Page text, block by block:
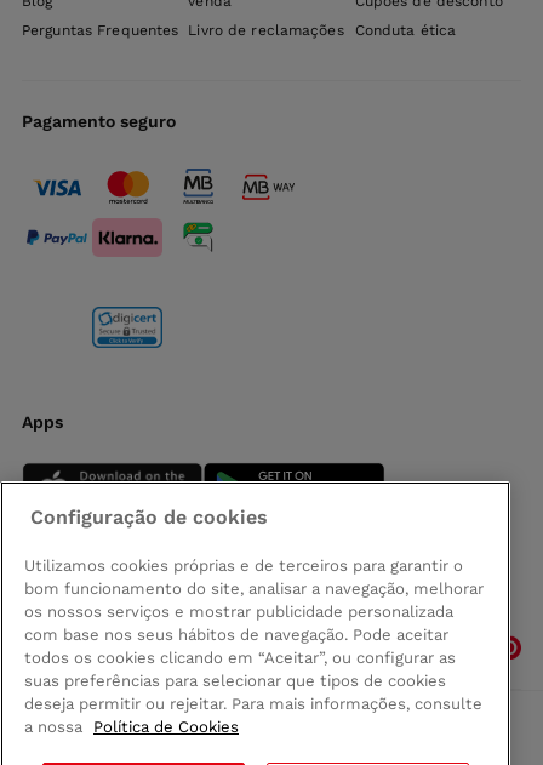
Perguntas Frequentes
Livro de reclamações
Conduta ética
Pagamento seguro
Apps
Siga-nos
Comprar na Madeira
Configuração de cookies
Utilizamos cookies próprias e de terceiros para garantir o
bom funcionamento do site, analisar a navegação, melhorar
os nossos serviços e mostrar publicidade personalizada
com base nos seus hábitos de navegação. Pode aceitar
todos os cookies clicando em “Aceitar”, ou configurar as
suas preferências para selecionar que tipos de cookies
deseja permitir ou rejeitar. Para mais informações, consulte
a nossa
Política de Cookies